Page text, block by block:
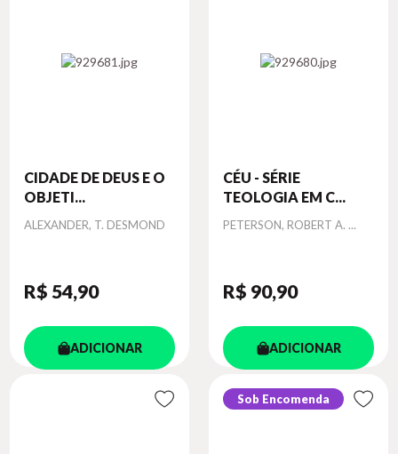
CIDADE DE DEUS E O
OBJETI...
Autor
ALEXANDER, T. DESMOND
R$ 54,90
ADICIONAR
CÉU - SÉRIE
TEOLOGIA EM C...
Autor
PETERSON, ROBERT A. ...
R$ 90,90
ADICIONAR
Sob Encomenda